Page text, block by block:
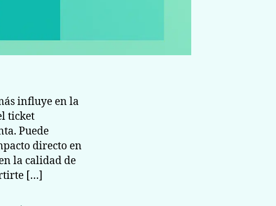
influye en la
ticket
Puede
directo en
la calidad de
[…]